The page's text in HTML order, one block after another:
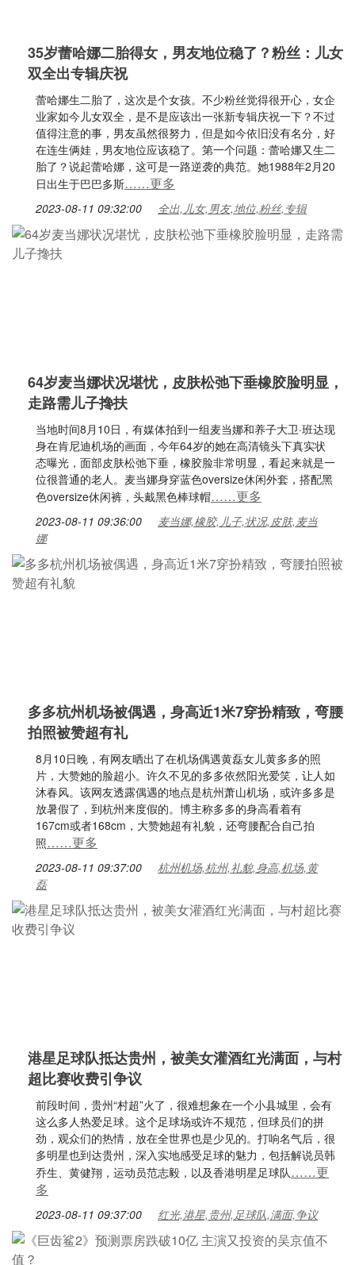
35岁蕾哈娜二胎得女，男友地位稳了？粉丝：儿女
双全出专辑庆祝
蕾哈娜生二胎了，这次是个女孩。不少粉丝觉得很开心，女企
业家如今儿女双全，是不是应该出一张新专辑庆祝一下？不过
值得注意的事，男友虽然很努力，但是如今依旧没有名分，好
在连生俩娃，男友地位应该稳了。第一个问题：蕾哈娜又生二
胎了？说起蕾哈娜，这可是一路逆袭的典范。她1988年2月20
日出生于巴巴多斯……更多
2023-08-11 09:32:00 全出,儿女,男友,地位,粉丝,专辑
64岁麦当娜状况堪忧，皮肤松弛下垂橡胶脸明显，
走路需儿子搀扶
当地时间8月10日，有媒体拍到一组麦当娜和养子大卫·班达现
身在肯尼迪机场的画面，今年64岁的她在高清镜头下真实状
态曝光，面部皮肤松弛下垂，橡胶脸非常明显，看起来就是一
位很普通的老人。麦当娜身穿蓝色oversize休闲外套，搭配黑
色oversize休闲裤，头戴黑色棒球帽……更多
2023-08-11 09:36:00
麦当娜,橡胶,儿子,状况,皮肤,麦当
娜
多多杭州机场被偶遇，身高近1米7穿扮精致，弯腰
拍照被赞超有礼
8月10日晚，有网友晒出了在机场偶遇黄磊女儿黄多多的照
片，大赞她的脸超小。许久不见的多多依然阳光爱笑，让人如
沐春风。该网友透露偶遇的地点是杭州萧山机场，或许多多是
放暑假了，到杭州来度假的。博主称多多的身高看着有
167cm或者168cm，大赞她超有礼貌，还弯腰配合自己拍
照……更多
2023-08-11 09:37:00
杭州机场,杭州,礼貌,身高,机场,黄
磊
港星足球队抵达贵州，被美女灌酒红光满面，与村
超比赛收费引争议
前段时间，贵州“村超”火了，很难想象在一个小县城里，会有
这么多人热爱足球。这个足球场或许不规范，但球员们的拼
劲，观众们的热情，放在全世界也是少见的。打响名气后，很
多明星也到达贵州，深入实地感受足球的魅力，包括解说员韩
乔生、黄健翔，运动员范志毅，以及香港明星足球队……更
多
2023-08-11 09:37:00 红光,港星,贵州,足球队,满面,争议